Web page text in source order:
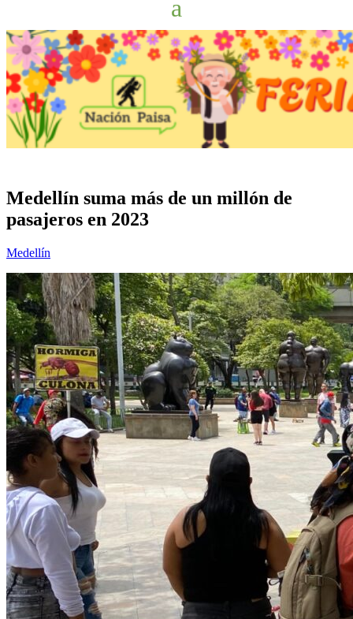
Medellín suma más de un millón de
pasajeros en 2023
Medellín